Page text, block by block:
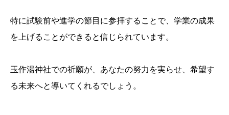
特に試験前や進学の節目に参拝することで、学業の成果
を上げることができると信じられています。
玉作湯神社での祈願が、あなたの努力を実らせ、希望す
る未来へと導いてくれるでしょう。